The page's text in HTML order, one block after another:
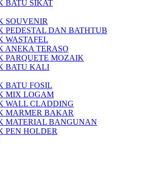
BATU SIKAT
SOUVENIR
PEDESTAL DAN BATHTUB
WASTAFEL
ANEKA TERASO
PARQUETE MOZAIK
BATU KALI
BATU FOSIL
MIX LOGAM
WALL CLADDING
MARMER BAKAR
MATERIAL BANGUNAN
PEN HOLDER